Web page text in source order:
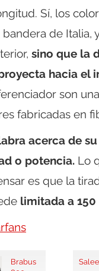
Sí, los
de Italia,
sino que la
hacia el
son
fabricadas en
acerca de
o potencia. Lo
es que la
limitada a 150
Brabus